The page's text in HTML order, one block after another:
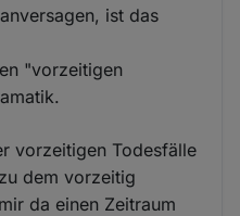
ist das
"vorzeitigen
vorzeitigen Todesfälle
dem vorzeitig
da einen Zeitraum